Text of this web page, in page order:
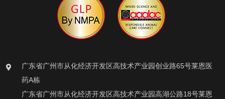
广东省广州市从化经济开发区高技术产业园创业路65号莱恩医
药A栋
广东省广州市从化经济开发区高技术产业园高湖公路18号莱恩